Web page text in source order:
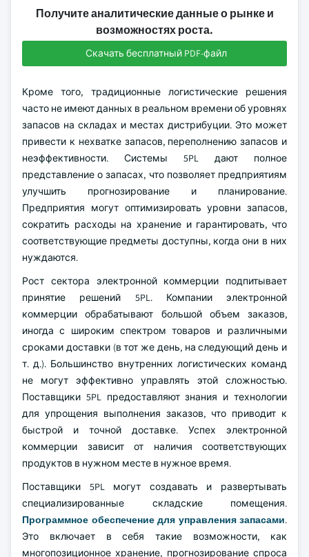
Получите аналитические данные о рынке и
возможностях роста.
Скачать бесплатный PDF-файл
Кроме того, традиционные логистические решения
часто не имеют данных в реальном времени об уровнях
запасов на складах и местах дистрибуции. Это может
привести к нехватке запасов, переполнению запасов и
неэффективности. Системы 5PL дают полное
представление о запасах, что позволяет предприятиям
улучшить прогнозирование и планирование.
Предприятия могут оптимизировать уровни запасов,
сократить расходы на хранение и гарантировать, что
соответствующие предметы доступны, когда они в них
нуждаются.
Рост сектора электронной коммерции подпитывает
принятие решений 5PL. Компании электронной
коммерции обрабатывают большой объем заказов,
иногда с широким спектром товаров и различными
сроками доставки (в тот же день, на следующий день и
т. д.). Большинство внутренних логистических команд
не могут эффективно управлять этой сложностью.
Поставщики 5PL предоставляют знания и технологии
для упрощения выполнения заказов, что приводит к
быстрой и точной доставке. Успех электронной
коммерции зависит от наличия соответствующих
продуктов в нужном месте в нужное время.
Поставщики 5PL могут создавать и развертывать
специализированные складские помещения.
Программное обеспечение для управления запасами.
Это включает в себя такие возможности, как
многопозиционное хранение, прогнозирование спроса